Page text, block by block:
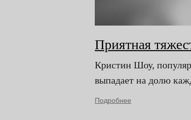
Приятная
Кристин Шоу,
выпадает на долю
Подробнее